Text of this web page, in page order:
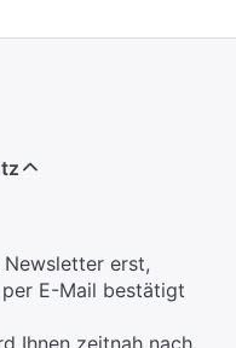
Newsletter erst,
E-Mail bestätigt
Ihnen zeitnah nach